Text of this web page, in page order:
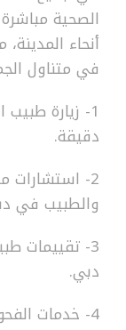
الصحية
أنحاء
في متناول
دقيقة.
2- استشارات
والطبيب في
3- تقييمات
دبي.
4- خدمات الفحوصات المخبرية المنزلية في دبي.